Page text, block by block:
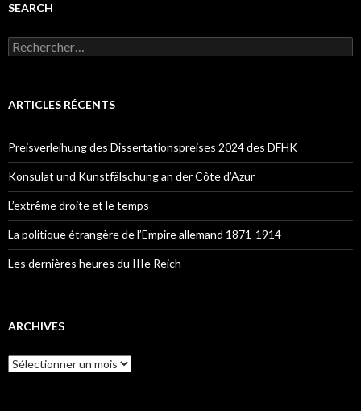
SEARCH
R
e
e
h
e
r
:
ARTICLES RÉCENTS
Preisverleihung des Dissertationspreises 2024 des DFHK
Konsulat und Kunstfälschung an der Côte d’Azur
L’extrême droite et le temps
La politique étrangère de l’Empire allemand 1871-1914
Les dernières heures du IIIe Reich
ARCHIVES
A
r